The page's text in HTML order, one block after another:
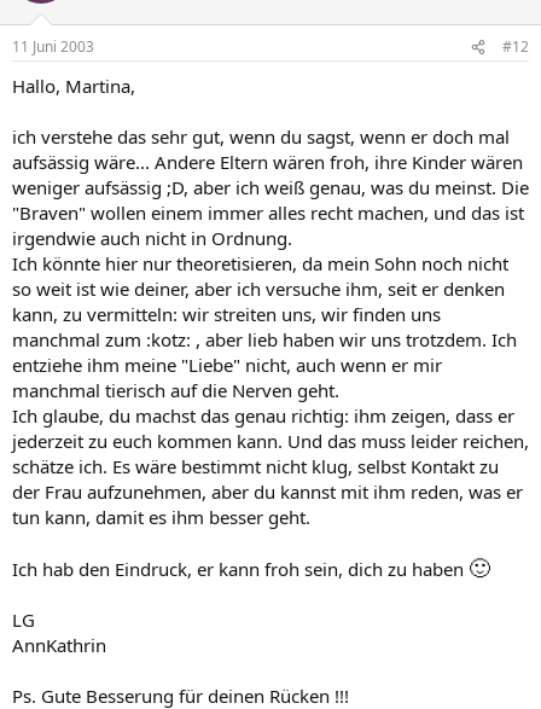
11 Juni 2003 #12
Hallo, Martina,
ich verstehe das sehr gut, wenn du sagst, wenn er doch mal
aufsässig wäre... Andere Eltern wären froh, ihre Kinder wären
weniger aufsässig ;D, aber ich weiß genau, was du meinst. Die
"Braven" wollen einem immer alles recht machen, und das ist
irgendwie auch nicht in Ordnung.
Ich könnte hier nur theoretisieren, da mein Sohn noch nicht
so weit ist wie deiner, aber ich versuche ihm, seit er denken
kann, zu vermitteln: wir streiten uns, wir finden uns
manchmal zum :kotz: , aber lieb haben wir uns trotzdem. Ich
entziehe ihm meine "Liebe" nicht, auch wenn er mir
manchmal tierisch auf die Nerven geht.
Ich glaube, du machst das genau richtig: ihm zeigen, dass er
jederzeit zu euch kommen kann. Und das muss leider reichen,
schätze ich. Es wäre bestimmt nicht klug, selbst Kontakt zu
der Frau aufzunehmen, aber du kannst mit ihm reden, was er
tun kann, damit es ihm besser geht.
Ich hab den Eindruck, er kann froh sein, dich zu haben 🙂
LG
AnnKathrin
Ps. Gute Besserung für deinen Rücken !!!